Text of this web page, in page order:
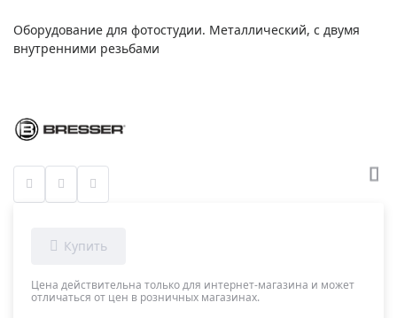
Оборудование для фотостудии. Металлический, с двумя
внутренними резьбами
Цена действительна только для интернет-магазина и может
отличаться от цен в розничных магазинах.